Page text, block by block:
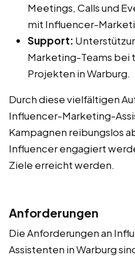
Meetings, Calls und
mit Influencer-
Support:
Marketing-Teams bei
Projekten in Warburg.
Durch diese vielfältigen
Influencer-Marketing-
Kampagnen reibungslos
Influencer engagiert
Ziele erreicht werden.
Anforderungen
Die Anforderungen an
Assistenten in Warburg